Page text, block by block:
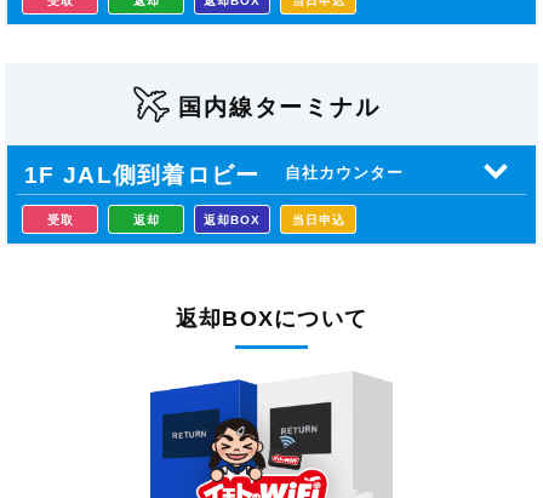
国内線ターミナル
1F JAL側到着 ロビー 自社カウンター
受取 返却 返却BOX 当日申込
返却BOXについて